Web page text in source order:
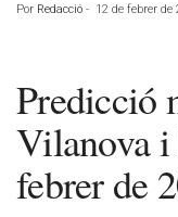
Por Redacció - 12 de febrer de
Predicció
Vilanova
febrer de